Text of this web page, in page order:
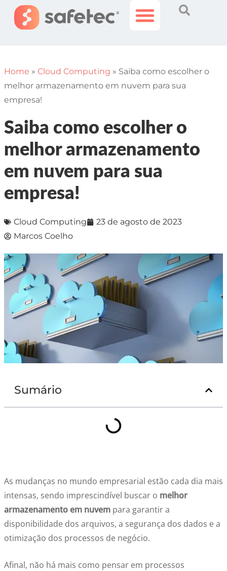
Home » Cloud Computing » Saiba como escolher o
melhor armazenamento em nuvem para sua
empresa!
Saiba como escolher o
melhor armazenamento
em nuvem para sua
empresa!
Cloud Computing
23 de agosto de 2023
Marcos Coelho
Sumário
As mudanças no mundo empresarial estão cada dia mais
intensas, sendo imprescindível buscar o melhor
armazenamento em nuvem para garantir a
disponibilidade dos arquivos, a segurança dos dados e a
otimização dos processos de negócio.
Afinal, não há mais como pensar em processos